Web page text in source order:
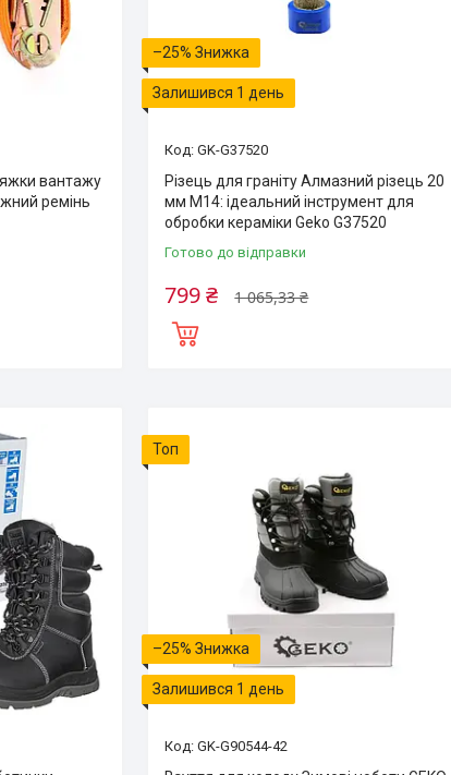
вантажу
ремінь
–25%
Залишився 1 день
GK-G37520
Різець для граніту Алмазний різець 20
мм М14: ідеальний інструмент для
обробки кераміки Geko G37520
Готово до відправки
1 065,33 ₴
799 ₴
Топ
–25%
Залишився 1 день
GK-G90544-42